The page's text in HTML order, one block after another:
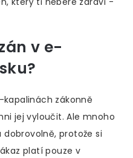
v e-
zákonně
jej vyloučit. Ale mnoho
protože si
platí pouze v